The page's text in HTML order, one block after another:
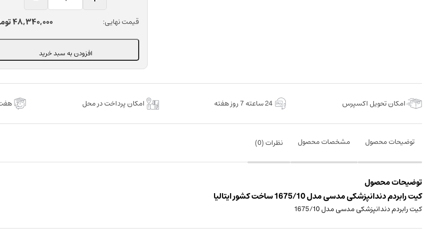
مدل
1675/10
قیمت نهایی: 48,340,000
افزودن به سبد خرید
امکان تحویل اکسپرس 24 ساعته 7 روز هفته امکان پرداخت در محل
توضیحات محصول مشخصات محصول نظرات (0
)
توضیحات محصول
کیت رابردم دندانپزشکی مدسی مدل 1675/10 ساخت کشور ایتالیا
کیت رابردم دندانپزشکی مدسی مدل 1675/10